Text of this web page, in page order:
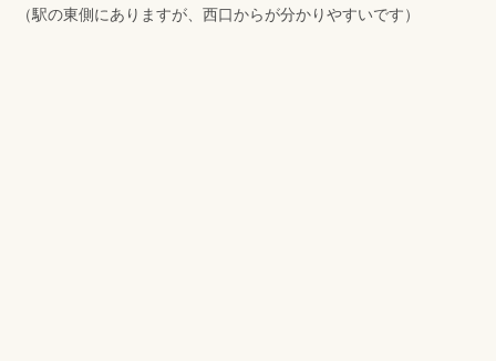
（駅の東側にありますが、西口からが分かりやすいです）